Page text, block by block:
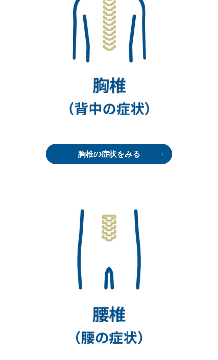
胸椎の症状をみる